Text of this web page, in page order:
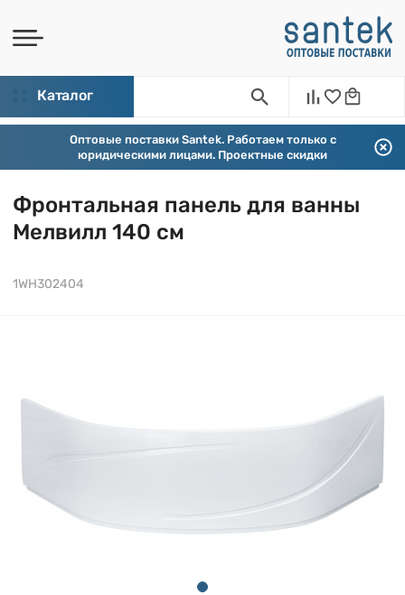
Каталог
Оптовые поставки Santek. Работаем только с
юридическими лицами. Проектные скидки
Фронтальная панель для ванны
Мелвилл 140 см
1WH302404